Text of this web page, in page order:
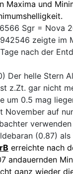
Maxima und
Sgr = Nova
zeigte im
nach der
Der helle Stern
z.Zt. gar nicht
um 0.5 mag
November auf
(0.87)
erreichte nach
andauernden
ganz wieder